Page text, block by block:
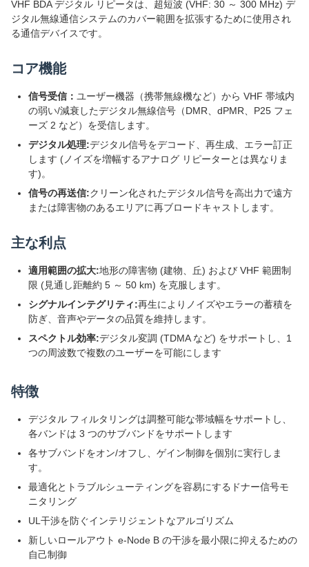
VHF BDA デジタル リピータは、超短波 (VHF: 30 ～ 300 MHz) デ
ジタル無線通信システムのカバー範囲を拡張するために使用され
る通信デバイスです。
コア機能
信号受信： ユーザー機器（携帯無線機など）から VHF 帯域内
の弱い/減衰したデジタル無線信号（DMR、dPMR、P25 フェ
ーズ 2 など）を受信します。
デジタル処理:デジタル信号をデコード、再生成、エラー訂正
します (ノイズを増幅するアナログ リピーターとは異なりま
す)。
信号の再送信:クリーン化されたデジタル信号を高出力で遠方
または障害物のあるエリアに再ブロードキャストします。
主な利点
適用範囲の拡大:地形の障害物 (建物、丘) および VHF 範囲制
限 (見通し距離約 5 ～ 50 km) を克服します。
シグナルインテグリティ:再生によりノイズやエラーの蓄積を
防ぎ、音声やデータの品質を維持します。
スペクトル効率:デジタル変調 (TDMA など) をサポートし、1
つの周波数で複数のユーザーを可能にします
特徴
デジタル フィルタリングは調整可能な帯域幅をサポートし、
各バンドは 3 つのサブバンドをサポートします
各サブバンドをオン/オフし、ゲイン制御を個別に実行しま
す。
最適化とトラブルシューティングを容易にするドナー信号モ
ニタリング
UL干渉を防ぐインテリジェントなアルゴリズム
新しいロールアウト e-Node B の干渉を最小限に抑えるための
自己制御